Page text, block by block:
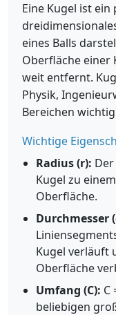
Eine Kugel ist
eines Balls
Oberfläche einer
weit entfernt.
Physik,
Bereichen
Wichtige
Radius (r):
Kugel zu
Oberfläche.
Durchmesser
Kugel verläuft
Oberfläche
Umfang (C): C
beliebigen